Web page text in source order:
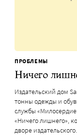
ПРОБЛЕМЫ
Ничего
Издательский дом
тонны одежды и
службы
«Ничего лишнего»,
дворе